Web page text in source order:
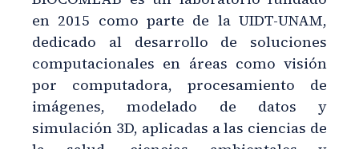
en 2015 como parte de la UIDT-UNAM,
dedicado al desarrollo de soluciones
computacionales en áreas como visión
por computadora, procesamiento de
imágenes, modelado de datos y
simulación 3D, aplicadas a las ciencias de